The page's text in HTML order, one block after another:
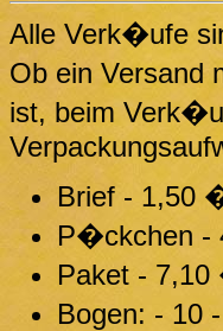
Alle Verk�ufe
Ob ein Versand
ist, beim
Brief - 1,50
P�ckchen -
Paket -
Bogen: - 10